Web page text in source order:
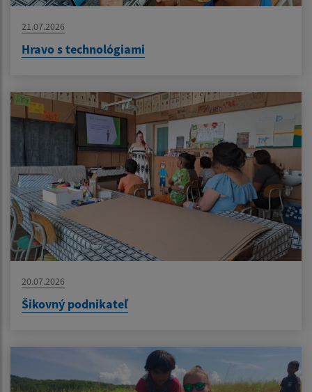
21.07.2026
Hravo s technológiami
20.07.2026
Šikovný podnikateľ